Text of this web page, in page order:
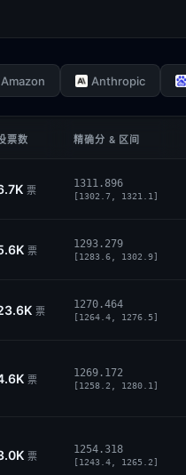
Amazon Anthropic
票数 精确分 & 区间
票
1311.896
[1302.7, 1321.1]
票
1293.279
[1283.6, 1302.9]
票
1270.464
[1264.4, 1276.5]
票
1269.172
[1258.2, 1280.1]
票
1254.318
[1243.4, 1265.2]